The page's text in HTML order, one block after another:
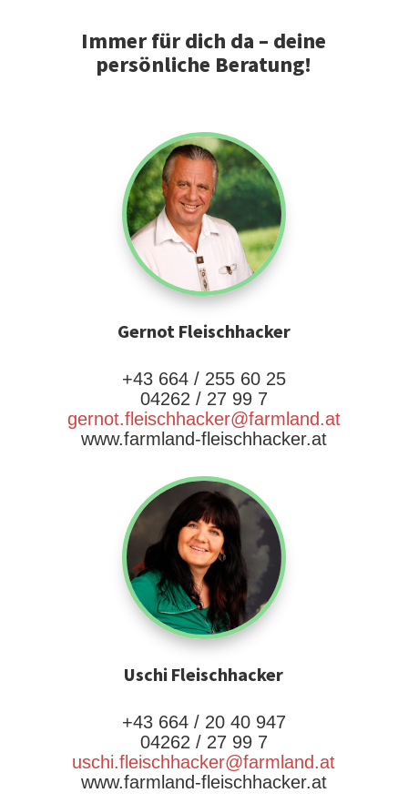
Immer für dich da – deine
persönliche Beratung!
Gernot Fleischhacker
+43 664 / 255 60 25
04262 / 27 99 7
gernot.fleischhacker@farmland.at
www.farmland-fleischhacker.at
Uschi Fleischhacker
+43 664 / 20 40 947
04262 / 27 99 7
uschi.fleischhacker@farmland.at
www.farmland-fleischhacker.at